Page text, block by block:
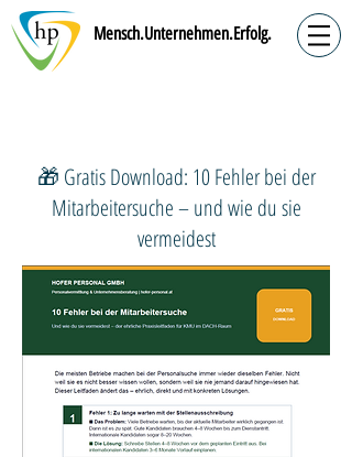
Mensch.Unternehmen.Erfolg.
​🎁 Gratis Download: 10 Fehler bei der
Mitarbeitersuche – und wie du sie
vermeidest